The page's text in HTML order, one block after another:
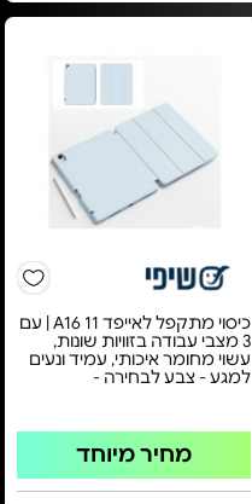
כיסוי מתקפל לאייפד 11 A16 | עם
3 מצבי עבודה בזוויות שונות,
עשוי מחומר איכותי, עמיד ונעים
למגע - צבע לבחירה -
מחיר מיוחד